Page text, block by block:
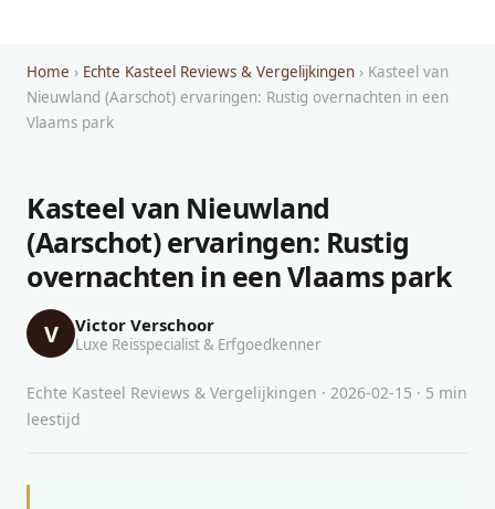
Home › Echte Kasteel Reviews & Vergelijkingen › Kasteel van
Nieuwland (Aarschot) ervaringen: Rustig overnachten in een
Vlaams park
Kasteel van Nieuwland
(Aarschot) ervaringen: Rustig
overnachten in een Vlaams park
V Victor Verschoor
Luxe Reisspecialist & Erfgoedkenner
Echte Kasteel Reviews & Vergelijkingen · 2026-02-15 · 5 min
leestijd